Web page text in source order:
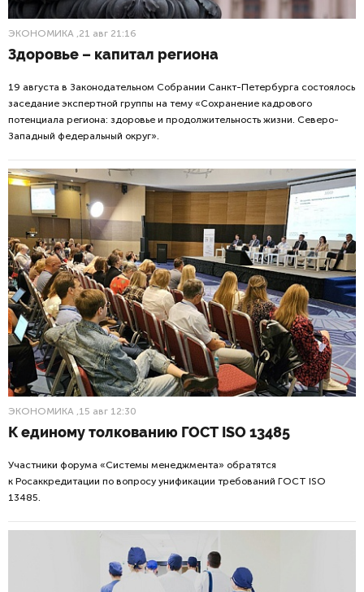
ЭКОНОМИКА ,21 авг 21:16
Здоровье – капитал региона
19 августа в Законодательном Собрании Санкт-Петербурга состоялось
заседание экспертной группы на тему «Сохранение кадрового
потенциала региона: здоровье и продолжительность жизни. Северо-
Западный федеральный округ».
ЭКОНОМИКА ,15 авг 12:30
К единому толкованию ГОСТ ISO 13485
Участники форума «Системы менеджмента» обратятся
к Росаккредитации по вопросу унификации требований ГОСТ ISO
13485.